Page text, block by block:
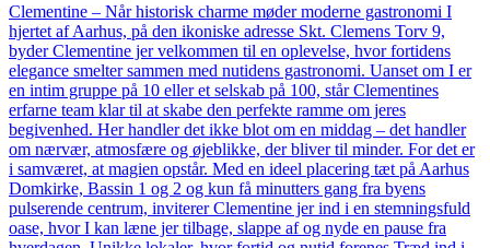
Clementine – Når historisk charme møder moderne gastronomi I
hjertet af Aarhus, på den ikoniske adresse Skt. Clemens Torv 9,
byder Clementine jer velkommen til en oplevelse, hvor fortidens
elegance smelter sammen med nutidens gastronomi. Uanset om I er
en intim gruppe på 10 eller et selskab på 100, står Clementines
erfarne team klar til at skabe den perfekte ramme om jeres
begivenhed. Her handler det ikke blot om en middag – det handler
om nærvær, atmosfære og øjeblikke, der bliver til minder. For det er
i samværet, at magien opstår. Med en ideel placering tæt på Aarhus
Domkirke, Bassin 1 og 2 og kun få minutters gang fra byens
pulserende centrum, inviterer Clementine jer ind i en stemningsfuld
oase, hvor I kan læne jer tilbage, slappe af og nyde en pause fra